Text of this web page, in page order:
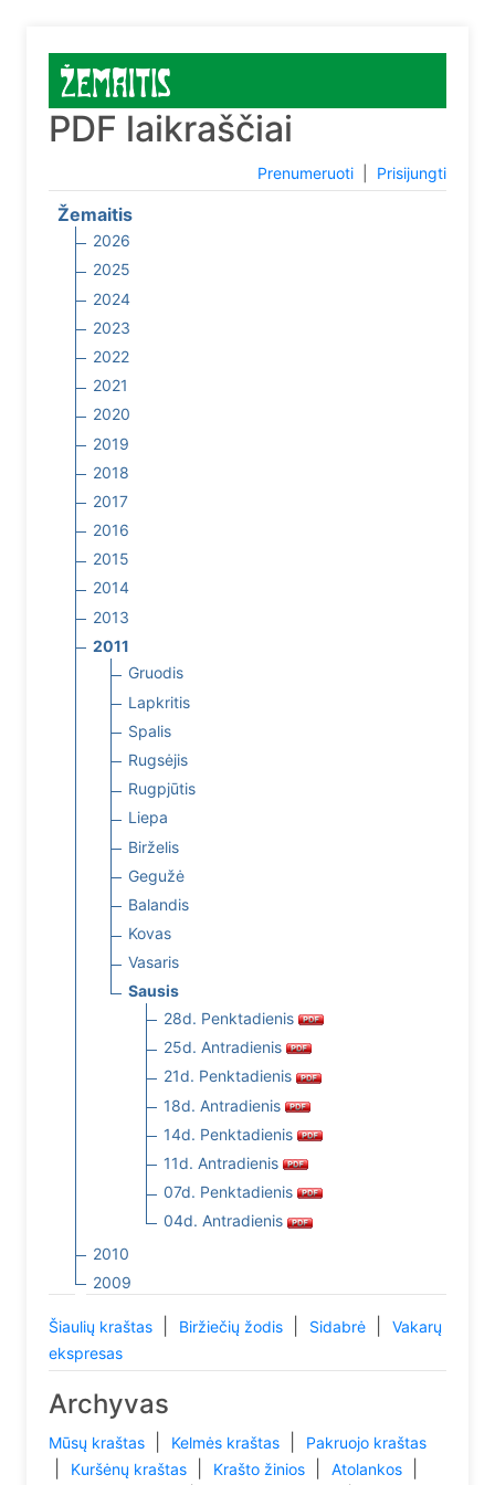
PDF laikraščiai
Prenumeruoti Prisijungti
Žemaitis
2026
2025
2024
2023
2022
2021
2020
2019
2018
2017
2016
2015
2014
2013
2011
Gruodis
Lapkritis
Spalis
Rugsėjis
Rugpjūtis
Liepa
Birželis
Gegužė
Balandis
Kovas
Vasaris
Sausis
28d. Penktadienis
25d. Antradienis
21d. Penktadienis
18d. Antradienis
14d. Penktadienis
11d. Antradienis
07d. Penktadienis
04d. Antradienis
2010
2009
Šiaulių kraštas Biržiečių žodis Sidabrė
Vakarų
ekspresas
Archyvas
Mūsų kraštas Kelmės kraštas Pakruojo kraštas
Kuršėnų kraštas Krašto žinios Atolankos